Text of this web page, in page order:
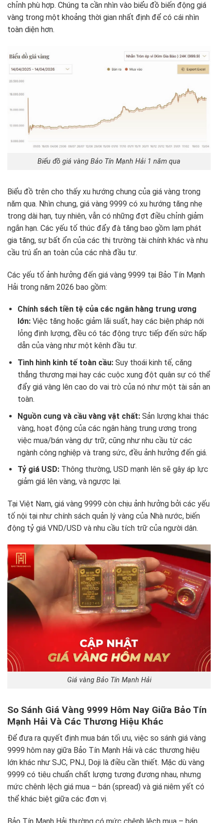
chỉnh phù hợp. Chúng ta cần nhìn vào biểu đồ biến động giá
vàng trong một khoảng thời gian nhất định để có cái nhìn
toàn diện hơn.
Biểu đồ giá vàng Bảo Tín Mạnh Hải 1 năm qua
Biểu đồ trên cho thấy xu hướng chung của giá vàng trong
năm qua. Nhìn chung, giá vàng 9999 có xu hướng tăng nhẹ
trong dài hạn, tuy nhiên, vẫn có những đợt điều chỉnh giảm
ngắn hạn. Các yếu tố thúc đẩy đà tăng bao gồm lạm phát
gia tăng, sự bất ổn của các thị trường tài chính khác và nhu
cầu trú ẩn an toàn của các nhà đầu tư.
Các yếu tố ảnh hưởng đến giá vàng 9999 tại Bảo Tín Mạnh
Hải trong năm 2026 bao gồm:
Chính sách tiền tệ của các ngân hàng trung ương
lớn:Việc tăng hoặc giảm lãi suất, hay các biện pháp nới
lỏng định lượng, đều có tác động trực tiếp đến sức hấp
dẫn của vàng như một kênh đầu tư.
Tình hình kinh tế toàn cầu:Suy thoái kinh tế, căng
thẳng thương mại hay các cuộc xung đột quân sự có thể
đẩy giá vàng lên cao do vai trò của nó như một tài sản an
toàn.
Nguồn cung và cầu vàng vật chất:Sản lượng khai thác
vàng, hoạt động của các ngân hàng trung ương trong
việc mua/bán vàng dự trữ, cũng như nhu cầu từ các
ngành công nghiệp và trang sức, đều ảnh hưởng đến giá.
Tỷ giá USD:Thông thường, USD mạnh lên sẽ gây áp lực
giảm giá lên vàng, và ngược lại.
Tại Việt Nam, giá vàng 9999 còn chịu ảnh hưởng bởi các yếu
tố nội tại như chính sách quản lý vàng của Nhà nước, biến
động tỷ giá VND/USD và nhu cầu tích trữ của người dân.
Giá vàng Bảo Tín Mạnh Hải
So Sánh Giá Vàng 9999 Hôm Nay Giữa Bảo Tín
Mạnh Hải Và Các Thương Hiệu Khác
Để đưa ra quyết định mua bán tối ưu, việc so sánh giá vàng
9999 hôm nay giữa Bảo Tín Mạnh Hải và các thương hiệu
lớn khác như SJC, PNJ, Doji là điều cần thiết. Mặc dù vàng
9999 có tiêu chuẩn chất lượng tương đương nhau, nhưng
mức chênh lệch giá mua – bán (spread) và giá niêm yết có
thể khác biệt giữa các đơn vị.